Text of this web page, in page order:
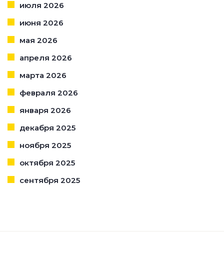
июля 2026
июня 2026
мая 2026
апреля 2026
марта 2026
февраля 2026
января 2026
декабря 2025
ноября 2025
октября 2025
сентября 2025